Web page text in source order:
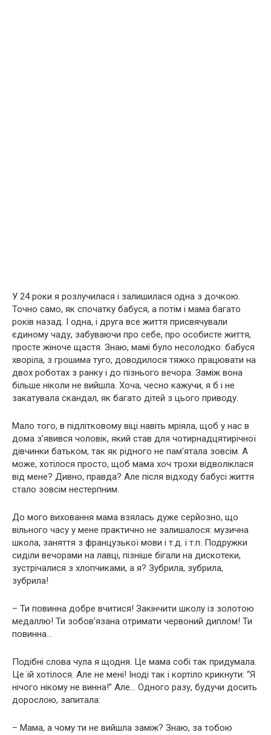
У 24 роки я розлучилася і залишилася одна з дочкою.
Точно само, як спочатку бабуся, а потім і мама багато
років назад. І одна, і друга все життя присвячували
єдиному чаду, забуваючи про себе, про особисте життя,
просте жіноче щастя. Знаю, мамі було несолодко: бабуся
хворіла, з грошима туго, доводилося тяжко працювати на
двох роботах з ранку і до пізнього вечора. Заміж вона
більше ніколи не вийшла. Хоча, чесно кажучи, я б і не
закатувала скандал, як багато дітей з цього приводу.
Мало того, в підлітковому віці навіть мріяла, щоб у нас в
дома з’явився чоловік, який став для чотирнадцятирічної
дівчинки батьком, так як рідного не пам’ятала зовсім. А
може, хотілося просто, щоб мама хоч трохи відволіклася
від мене? Дивно, правда? Але після відходу бабусі життя
стало зовсім нестерпним.
До мого виховання мама взялась дуже серйозно, що
вільного часу у мене практично не залишалося: музична
школа, заняття з французької мови і т.д. і т.п. Подружки
сиділи вечорами на лавці, пізніше бігали на дискотеки,
зустрічалися з хлопчиками, а я? Зубрила, зубрила,
зубрила!
– Ти повинна добре вчитися! Закінчити школу із золотою
медаллю! Ти зобов’язана отримати червоний диплом! Ти
повинна…
Подібні слова чула я щодня. Це мама собі так придумала.
Це їй хотілося. Але не мені! Іноді так і кортіло крикнути: “Я
нічого нікому не винна!” Але… Одного разу, будучи досить
дорослою, запитала:
– Мама, а чому ти не вийшла заміж? Знаю, за тобою